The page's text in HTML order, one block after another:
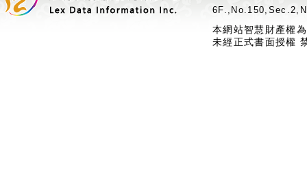
本網站智慧財產權
未經正式書面授權